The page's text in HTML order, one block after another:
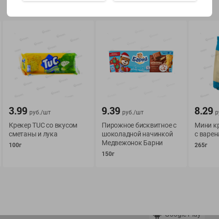
Оплата
Условия доставки
Возврат товара
История покупок
Мои товары
Обратная связь
Google Play
3.99 руб./шт
Крекер TUC со вкусом
сметаны и лука
100г
9.39 руб./шт
Пирожное бисквитное с
шоколадной начинкой
Медвежонок Барни
150г
8.29
Мини
с
265г